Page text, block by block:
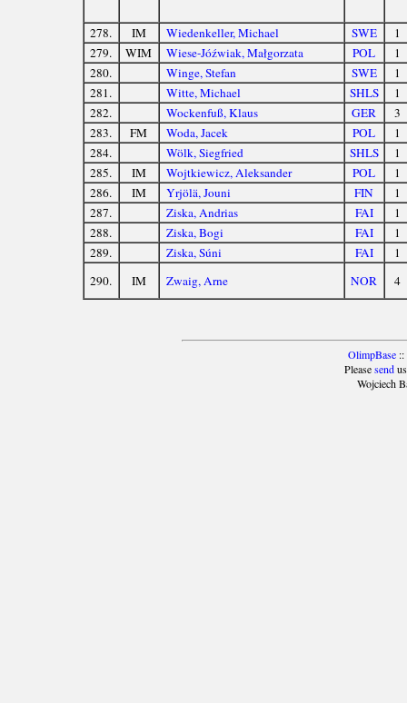
278. IM Wiedenkeller, Michael SWE
1
279.
WIM Wiese-Jóźwiak, Małgorzata POL
1
280.
Winge, Stefan SWE
1
281.
Witte, Michael SHLS
1
282.
Wockenfuß, Klaus GER
3
283.
FM Woda, Jacek POL
1
284.
Wölk, Siegfried SHLS
1
285.
IM Wojtkiewicz, Aleksander POL
1
286.
IM Yrjölä, Jouni FIN
1
287.
Ziska, Andrias FAI
1
288.
Ziska, Bogi FAI
1
289.
Ziska, Súni FAI
1
290.
IM Zwaig, Arne NOR 4
OlimpBase::
Pleasesendus
Wojciech